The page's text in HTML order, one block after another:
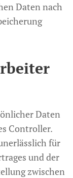
Daten nach
Daten
Controller.
für
und der
zwischen